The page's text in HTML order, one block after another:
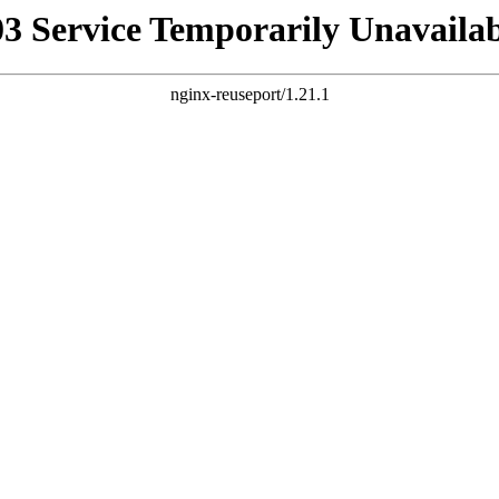
Service Temporarily
nginx-reuseport/1.21.1